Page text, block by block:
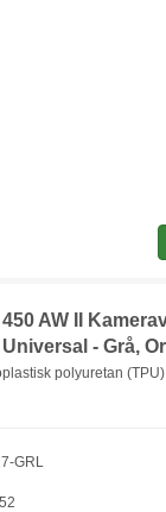
AW II
- Grå,
polyuretan
GRL